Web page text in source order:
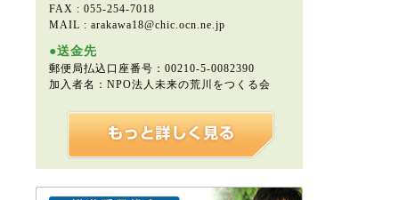
FAX : 055-254-7018
MAIL : arakawa18@chic.ocn.ne.jp
●送金先
郵便局払込口座番号：00210-5-0082390
加入者名：NPO法人未来の荒川をつくる会